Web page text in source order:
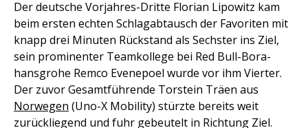
Der deutsche Vorjahres-Dritte Florian Lipowitz kam
beim ersten echten Schlagabtausch der Favoriten mit
knapp drei Minuten Rückstand als Sechster ins Ziel,
sein prominenter Teamkollege bei Red Bull-Bora-
hansgrohe Remco Evenepoel wurde vor ihm Vierter.
Der zuvor Gesamtführende Torstein Träen aus
Norwegen (Uno-X Mobility) stürzte bereits weit
zurückliegend und fuhr gebeutelt in Richtung Ziel.